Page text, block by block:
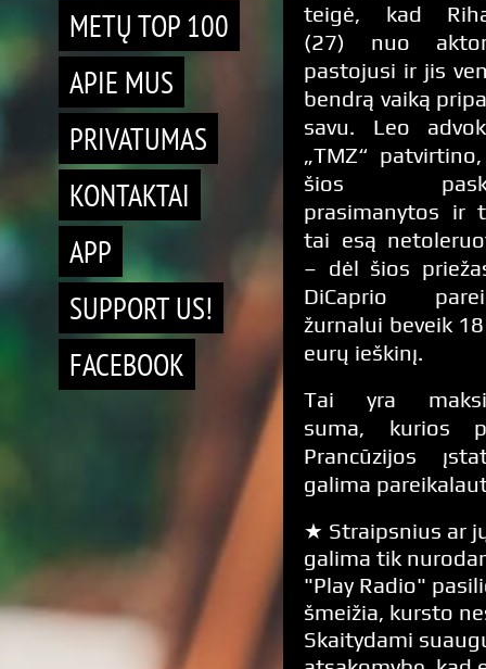
METŲ TOP 100
APIE MUS
PRIVATUMAS
KONTAKTAI
APP
SUPPORT US!
FACEBOOK
teigė, kad
(27) nuo
pastojusi ir jis
bendrą vaiką
savu. Leo
„TMZ“
šios
prasimanytos ir
tai esą
– dėl šios
DiCaprio
žurnalui beveik
eurų ieškinį.
Tai yra
suma, kurios
Prancūzijos
galima
★ Straipsnius ar
galima tik
"Play Radio"
šmeižia, kursto
Skaitydami